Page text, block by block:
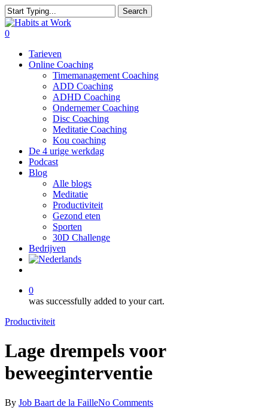
Skip
to
main
Search
Close
Search
0
Tarieven
Online Coaching
Timemanagement Coaching
ADD Coaching
ADHD Coaching
Ondernemer Coaching
Disc Coaching
Meditatie Coaching
Kou coaching
De 4 urige werkdag
Podcast
Blog
Alle blogs
Meditatie
Productiviteit
Gezond eten
Sporten
30D Challenge
Bedrijven
0
was successfully added to your cart.
Productiviteit
Lage drempels voor
beweeginterventie
By Job Baart de la FailleNo Comments